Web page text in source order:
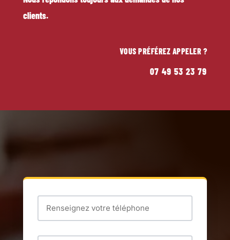
clients.
VOUS PRÉFÉREZ APPELER ?
07 49 53 23 79